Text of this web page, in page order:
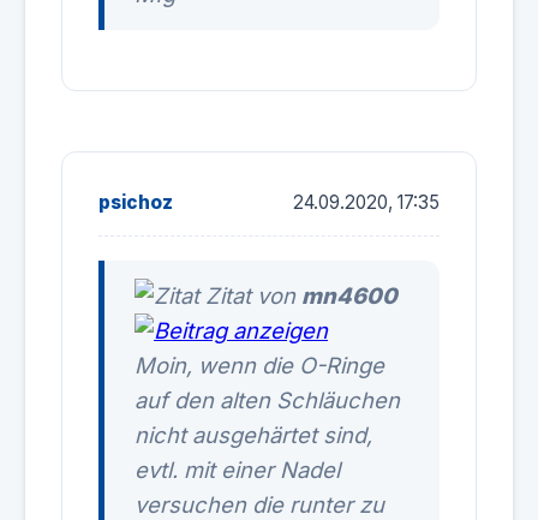
psichoz 24.09.2020, 17:35
Zitat von mn4600
Moin, wenn die O-Ringe
auf den alten Schläuchen
nicht ausgehärtet sind,
evtl. mit einer Nadel
versuchen die runter zu